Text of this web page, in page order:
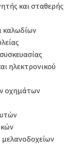
και σταθερής
καλωδίων
ηλεκτρονικού
οχημάτων
μελανοδοχείων